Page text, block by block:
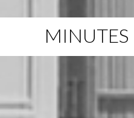
MINUTES